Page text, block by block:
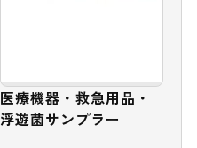
医療機器・救急用品・
浮遊菌サンプラー